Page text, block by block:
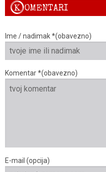
KOMENTARI
Ime / nadimak *(obavezno)
Komentar *(obavezno)
E-mail (opcija)